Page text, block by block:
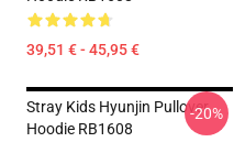
39,51 € - 45,95 €
Stray Kids Hyunjin Pullover
Hoodie RB1608
-20%